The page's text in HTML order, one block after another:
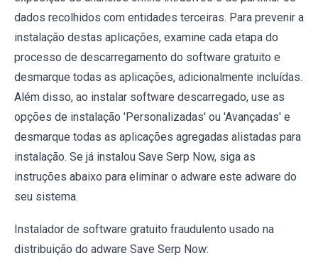
dados recolhidos com entidades terceiras. Para prevenir a
instalação destas aplicações, examine cada etapa do
processo de descarregamento do software gratuito e
desmarque todas as aplicações, adicionalmente incluídas.
Além disso, ao instalar software descarregado, use as
opções de instalação 'Personalizadas' ou 'Avançadas' e
desmarque todas as aplicações agregadas alistadas para
instalação. Se já instalou Save Serp Now, siga as
instruções abaixo para eliminar o adware este adware do
seu sistema.
Instalador de software gratuito fraudulento usado na
distribuição do adware Save Serp Now: